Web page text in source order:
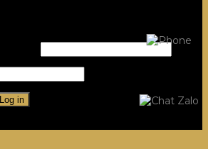
Log in